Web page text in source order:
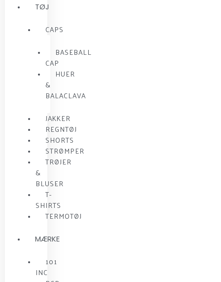
TØJ
CAPS
BASEBALL
CAP
HUER
&
BALACLAVA
JAKKER
REGNTØJ
SHORTS
STRØMPER
TRØJER
&
BLUSER
T-
SHIRTS
TERMOTØJ
MÆRKE
101
INC